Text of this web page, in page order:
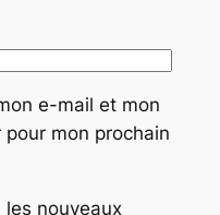
e-mail et mon
mon prochain
nouveaux